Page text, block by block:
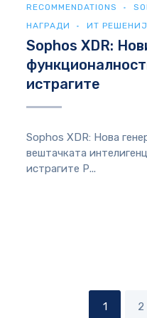
RECOMMENDATIONS
НАГРАДИ
ИТ
Sophos XDR:
истрагите
Sophos XDR: Нова
вештачката
истрагите Р...
1 2